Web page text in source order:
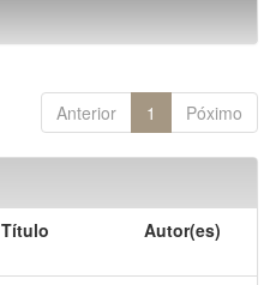
Anterior 1 Póximo
Título Autor(es)